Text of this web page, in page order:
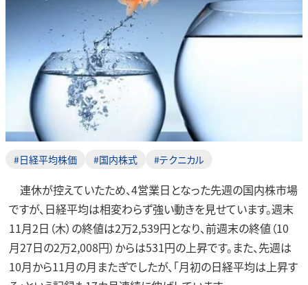
#日経平均株価 #国内株式 #テクニカル
連休が控えていたため、4営業日となった先週の国内株市場
ですが、日経平均は相変わらず強い動きを見せています。週末
11月2日（木）の終値は2万2,539円となり、前週末の終値（10
月27日の2万2,008円）からは531円の上昇です。また、先週は
10月から11月の月またぎでしたが、「月初の日経平均は上昇す